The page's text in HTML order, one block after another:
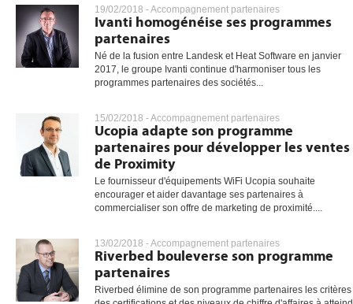
gratuite
19/02/2018 -Accompagnement partenaires
Ivanti homogénéise ses programmes
partenaires
Né de la fusion entre Landesk et Heat Software en janvier
2017, le groupe Ivanti continue d'harmoniser tous les
programmes partenaires des sociétés...
15/02/2018 -Accompagnement partenaires
Ucopia adapte son programme
partenaires pour développer les ventes
de Proximity
Le fournisseur d'équipements WiFi Ucopia souhaite
encourager et aider davantage ses partenaires à
commercialiser son offre de marketing de proximité....
13/02/2018 -Accompagnement partenaires
Riverbed bouleverse son programme
partenaires
Riverbed élimine de son programme partenaires les critères